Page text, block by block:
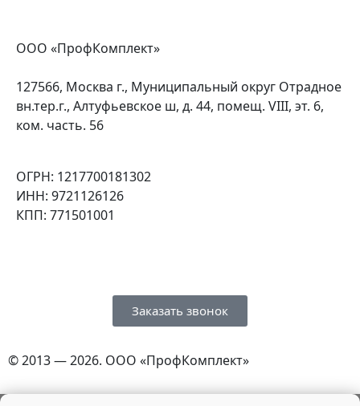
ООО «ПрофКомплект»
127566, Москва г., Муниципальный округ Отрадное
вн.тер.г., Алтуфьевское ш, д. 44, помещ. VIII, эт. 6,
ком. часть. 56
ОГРН: 1217700181302
ИНН: 9721126126
КПП: 771501001
Заказать звонок
© 2013 — 2026. ООО «ПрофКомплект»